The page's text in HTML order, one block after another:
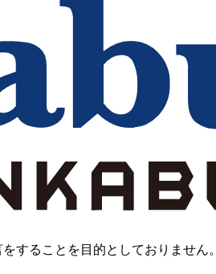
することを目的としておりません。